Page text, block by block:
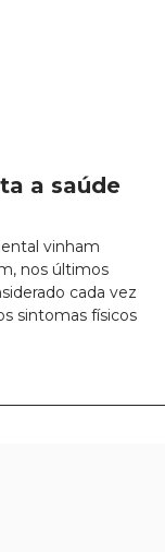
a saúde
vinham
nos últimos
cada vez
sintomas físicos